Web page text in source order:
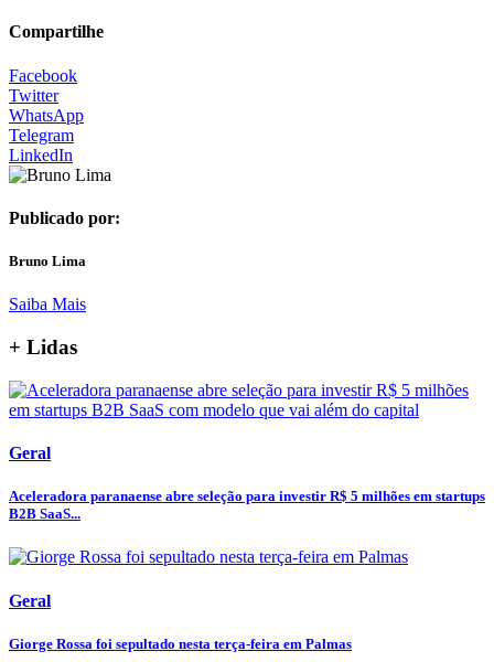
Compartilhe
Facebook
Twitter
WhatsApp
Telegram
LinkedIn
Publicado por:
Bruno Lima
Saiba Mais
+ Lidas
Geral
Aceleradora paranaense abre seleção para investir R$ 5 milhões em startups
B2B SaaS...
Geral
Giorge Rossa foi sepultado nesta terça-feira em Palmas